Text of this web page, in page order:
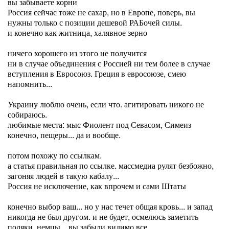
Россия сейчас тоже не сахар, но в Европе, поверь, вы
нужны только с позиции дешевой РАБочей силы.
и конечно как житница, халявное зерно
ничего хорошего из этого не получится
ни в случае объединения с Россией ни тем более в случае
вступления в Евросоюз. Греция в евросоюзе, смею
напомнить...
Украину люблю очень, если что. агитировать никого не
собираюсь.
любимые места: мыс Фиолент под Севасом, Симеиз
конечно, пещеры... да и вообще.
потом похожу по ссылкам.
а статья правильная по ссылке. массмедиа рулят безбожно,
загоняя людей в такую кабалу...
Россия не исключение, как впрочем и сами Штаты
конечно выбор ваш... но у нас течет общая кровь... и запад
никогда не был другом. и не будет, осмелюсь заметить